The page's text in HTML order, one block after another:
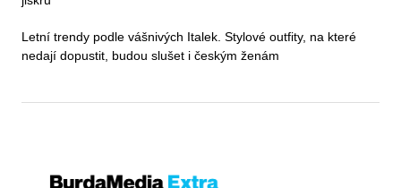
Letní trendy podle vášnivých Italek. Stylové outfity, na které
nedají dopustit, budou slušet i českým ženám